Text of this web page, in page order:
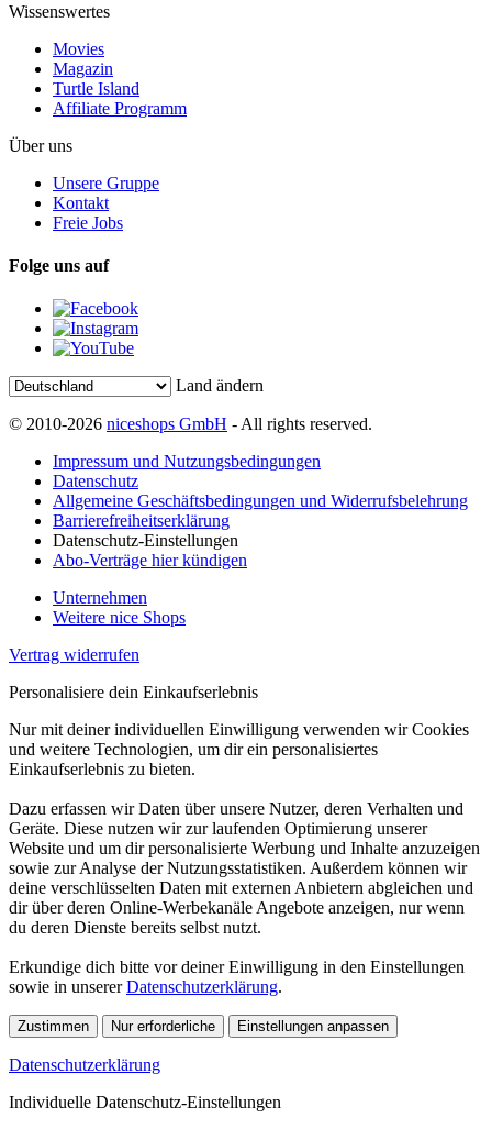
Wissenswertes
Movies
Magazin
Turtle Island
Affiliate Programm
Über uns
Unsere Gruppe
Kontakt
Freie Jobs
Folge uns auf
Land ändern
© 2010-2026 niceshops GmbH - All rights reserved.
Impressum und Nutzungsbedingungen
Datenschutz
Allgemeine Geschäftsbedingungen und Widerrufsbelehrung
Barrierefreiheitserklärung
Datenschutz-Einstellungen
Abo-Verträge hier kündigen
Unternehmen
Weitere nice Shops
Vertrag widerrufen
Personalisiere dein Einkaufserlebnis
Nur mit deiner individuellen Einwilligung verwenden wir Cookies
und weitere Technologien, um dir ein personalisiertes
Einkaufserlebnis zu bieten.
Dazu erfassen wir Daten über unsere Nutzer, deren Verhalten und
Geräte. Diese nutzen wir zur laufenden Optimierung unserer
Website und um dir personalisierte Werbung und Inhalte anzuzeigen
sowie zur Analyse der Nutzungsstatistiken. Außerdem können wir
deine verschlüsselten Daten mit externen Anbietern abgleichen und
dir über deren Online-Werbekanäle Angebote anzeigen, nur wenn
du deren Dienste bereits selbst nutzt.
Erkundige dich bitte vor deiner Einwilligung in den Einstellungen
sowie in unsererDatenschutzerklärung.
Zustimmen Nur erforderliche Einstellungen anpassen
Datenschutzerklärung
Individuelle Datenschutz-Einstellungen